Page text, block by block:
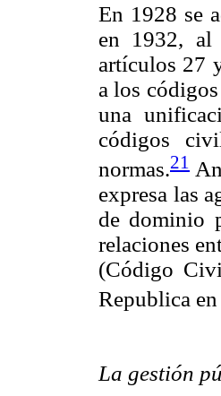
En 1928 se
en 1932, al
artículos 27
a los
una
códigos
normas.21
expresa las
de dominio
relaciones
(Código
Republica
La gestión